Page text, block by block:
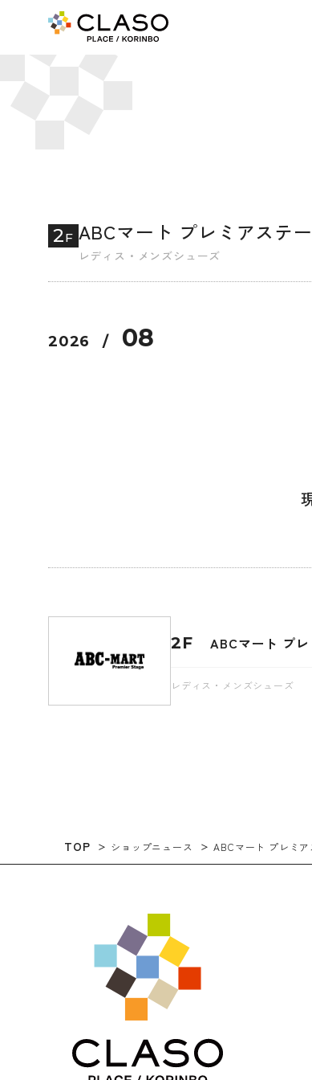
2F ABCマート プレミアステ
レディス・メンズシューズ
2026 / 08
2F ABCマート プ
レディス・メンズシューズ
TOP ショップニュース ABCマート プレミア